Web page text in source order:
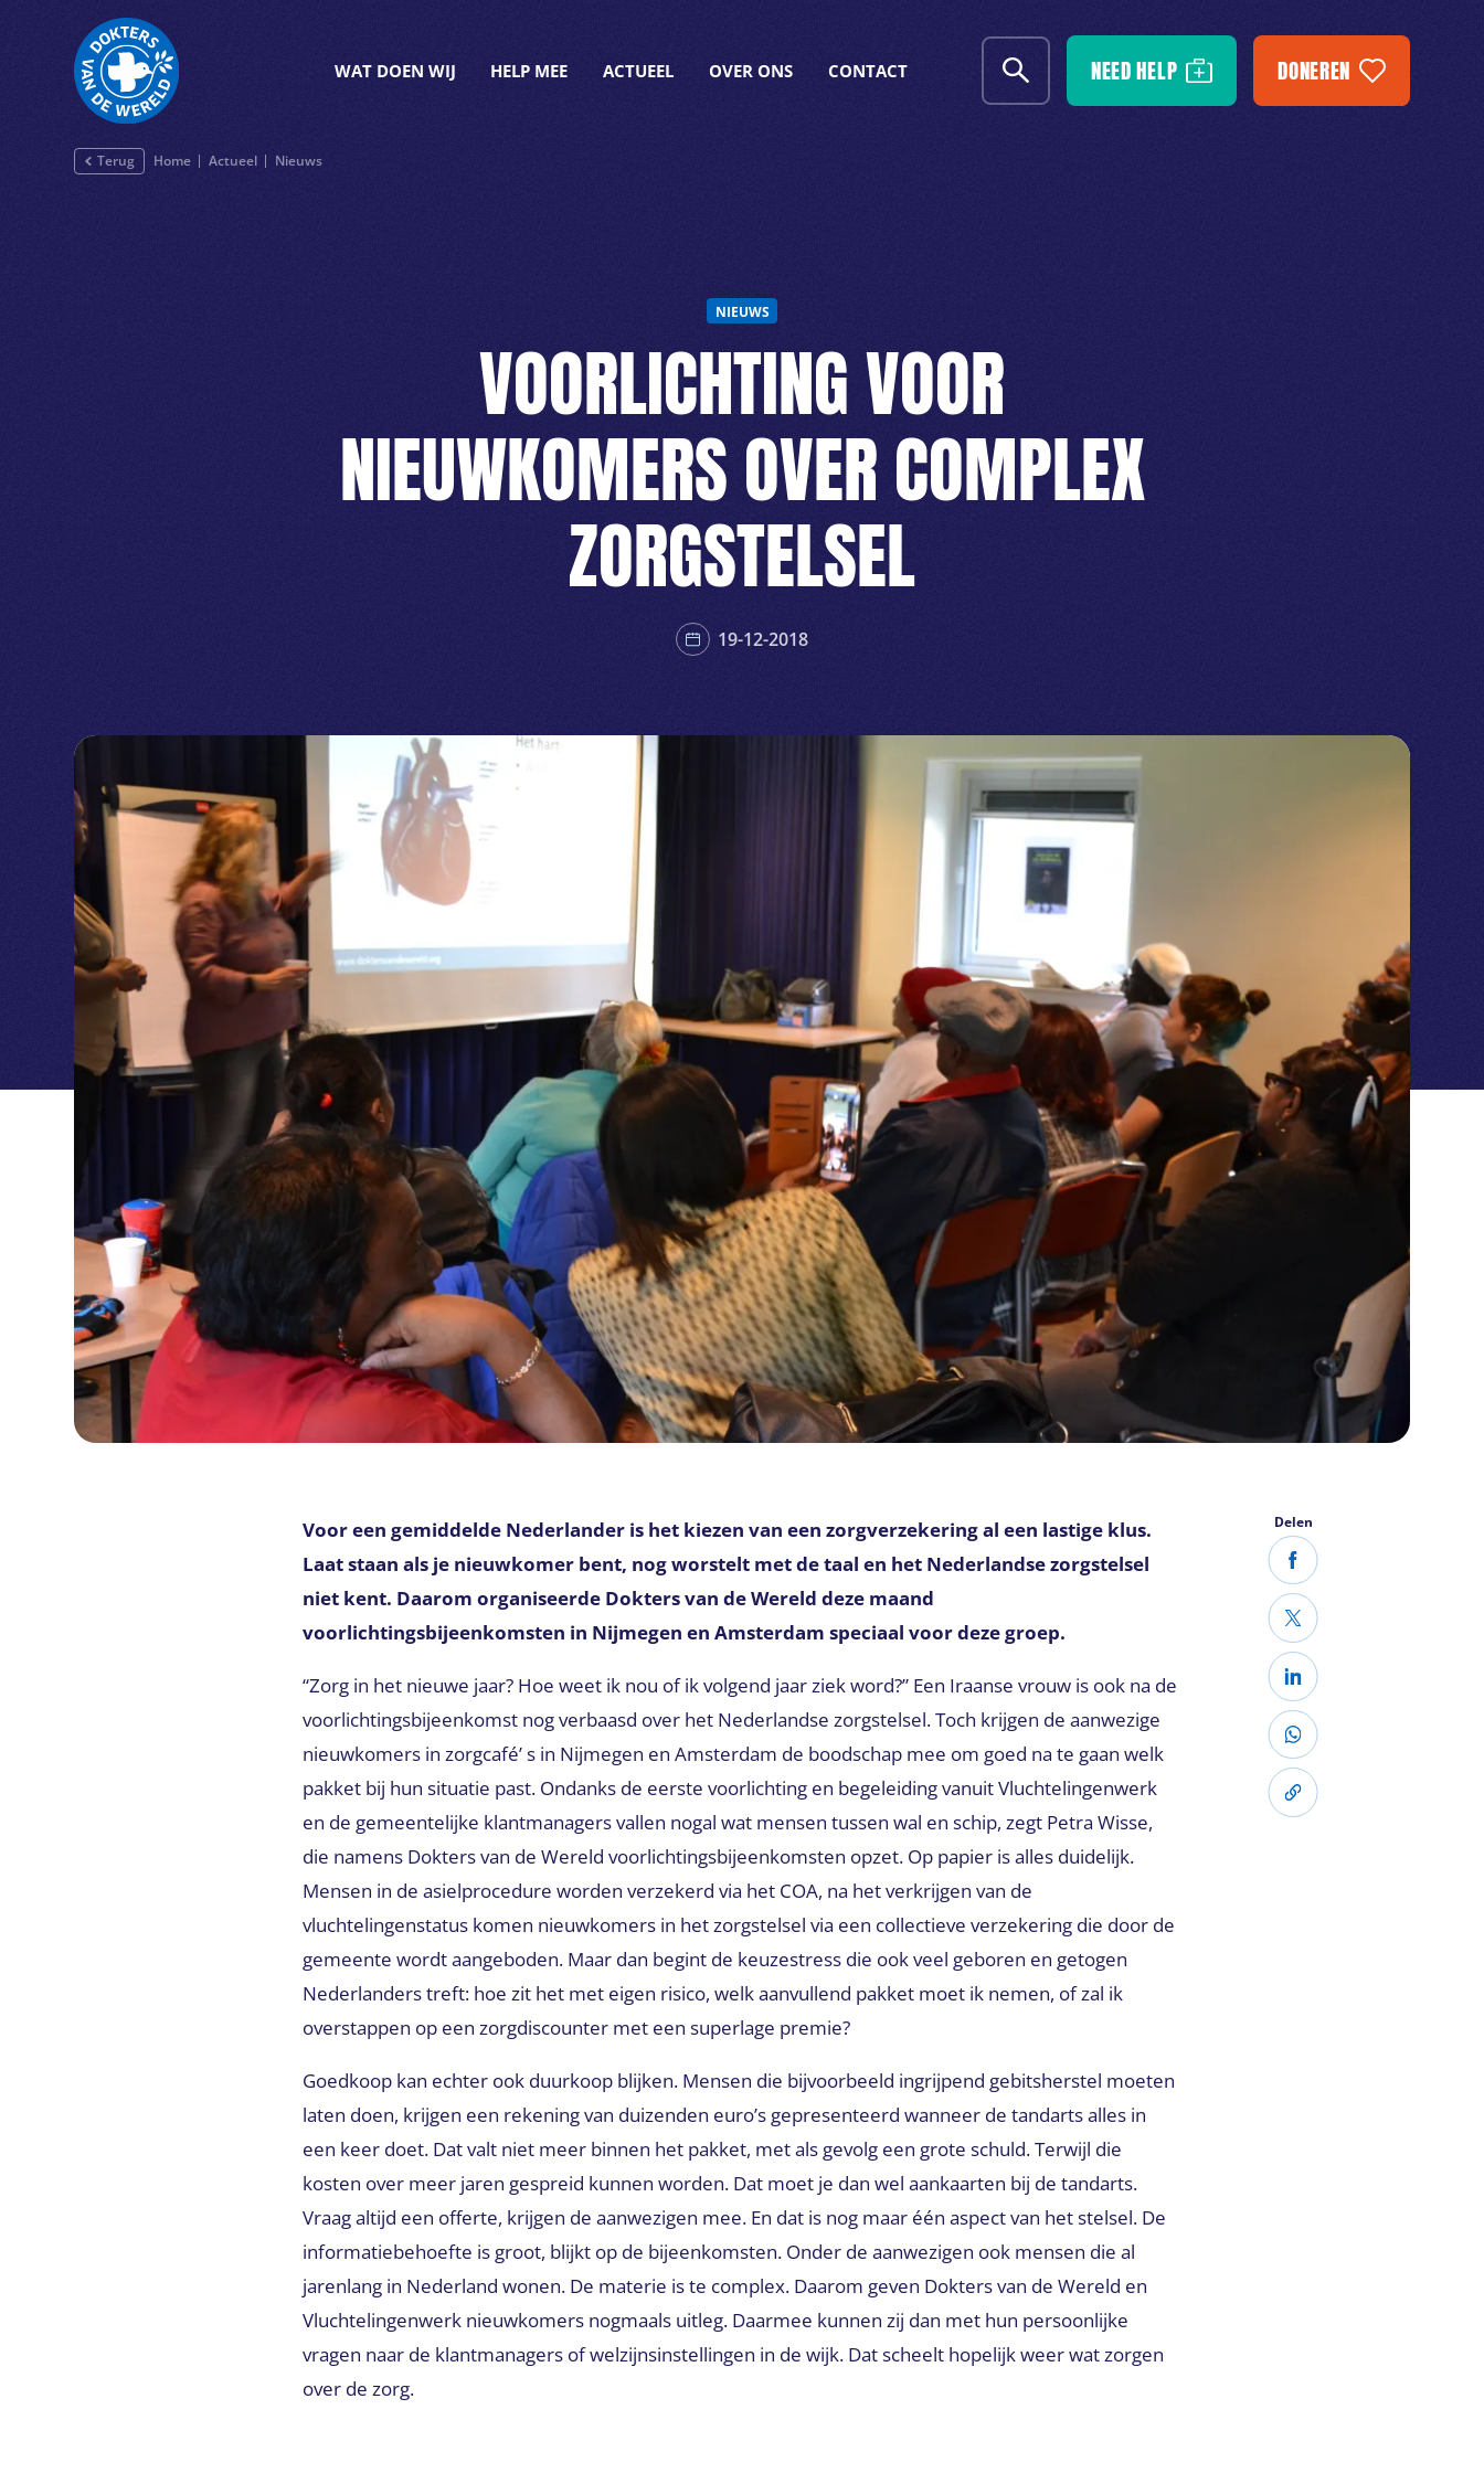
WAT DOEN WIJ HELP MEE ACTUEEL OVER ONS CONTACT NEED HELP DONEREN
Terug Home Actueel Nieuws
NIEUWS
VOORLICHTING VOOR
NIEUWKOMERS OVER COMPLEX
ZORGSTELSEL
19-12-2018
Voor een gemiddelde Nederlander is het kiezen van een zorgverzekering al een lastige klus.
Laat staan als je nieuwkomer bent, nog worstelt met de taal en het Nederlandse zorgstelsel
niet kent. Daarom organiseerde Dokters van de Wereld deze maand
voorlichtingsbijeenkomsten in Nijmegen en Amsterdam speciaal voor deze groep.
“Zorg in het nieuwe jaar? Hoe weet ik nou of ik volgend jaar ziek word?” Een Iraanse vrouw is ook na de
voorlichtingsbijeenkomst nog verbaasd over het Nederlandse zorgstelsel. Toch krijgen de aanwezige
nieuwkomers in zorgcafé’ s in Nijmegen en Amsterdam de boodschap mee om goed na te gaan welk
pakket bij hun situatie past. Ondanks de eerste voorlichting en begeleiding vanuit Vluchtelingenwerk
en de gemeentelijke klantmanagers vallen nogal wat mensen tussen wal en schip, zegt Petra Wisse,
die namens Dokters van de Wereld voorlichtingsbijeenkomsten opzet. Op papier is alles duidelijk.
Mensen in de asielprocedure worden verzekerd via het COA, na het verkrijgen van de
vluchtelingenstatus komen nieuwkomers in het zorgstelsel via een collectieve verzekering die door de
gemeente wordt aangeboden. Maar dan begint de keuzestress die ook veel geboren en getogen
Nederlanders treft: hoe zit het met eigen risico, welk aanvullend pakket moet ik nemen, of zal ik
overstappen op een zorgdiscounter met een superlage premie?
Goedkoop kan echter ook duurkoop blijken. Mensen die bijvoorbeeld ingrijpend gebitsherstel moeten
laten doen, krijgen een rekening van duizenden euro’s gepresenteerd wanneer de tandarts alles in
een keer doet. Dat valt niet meer binnen het pakket, met als gevolg een grote schuld. Terwijl die
kosten over meer jaren gespreid kunnen worden. Dat moet je dan wel aankaarten bij de tandarts.
Vraag altijd een offerte, krijgen de aanwezigen mee. En dat is nog maar één aspect van het stelsel. De
informatiebehoefte is groot, blijkt op de bijeenkomsten. Onder de aanwezigen ook mensen die al
jarenlang in Nederland wonen. De materie is te complex. Daarom geven Dokters van de Wereld en
Vluchtelingenwerk nieuwkomers nogmaals uitleg. Daarmee kunnen zij dan met hun persoonlijke
vragen naar de klantmanagers of welzijnsinstellingen in de wijk. Dat scheelt hopelijk weer wat zorgen
over de zorg.
Delen